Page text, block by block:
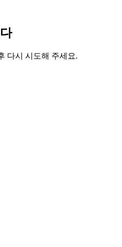
다시 시도해 주세요.